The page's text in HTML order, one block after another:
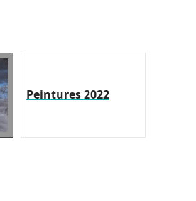
Peintures 2022